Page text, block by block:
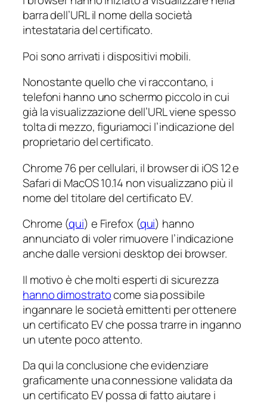
barra dell’URL il nome della società
intestataria del certificato.
Poi sono arrivati i dispositivi mobili.
Nonostante quello che vi raccontano, i
telefoni hanno uno schermo piccolo in cui
già la visualizzazione dell’URL viene spesso
tolta di mezzo, figuriamoci l’indicazione del
proprietario del certificato.
Chrome 76 per cellulari, il browser di iOS 12 e
Safari di MacOS 10.14 non visualizzano più il
nome del titolare del certificato EV.
Chrome (qui) e Firefox (qui) hanno
annunciato di voler rimuovere l’indicazione
anche dalle versioni desktop dei browser.
Il motivo è che molti esperti di sicurezza
hanno dimostratocome sia possibile
ingannare le società emittenti per ottenere
un certificato EV che possa trarre in inganno
un utente poco attento.
Da qui la conclusione che evidenziare
graficamente una connessione validata da
un certificato EV possa di fatto aiutare i